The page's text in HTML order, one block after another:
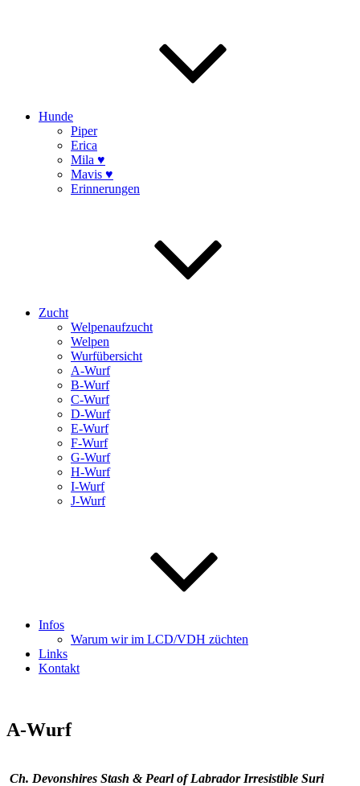
Hunde
Piper
Erica
Mila ♥
Mavis ♥
Erinnerungen
Zucht
Welpenaufzucht
Welpen
Wurfübersicht
A-Wurf
B-Wurf
C-Wurf
D-Wurf
E-Wurf
F-Wurf
G-Wurf
H-Wurf
I-Wurf
J-Wurf
Infos
Warum wir im LCD/VDH züchten
Links
Kontakt
A-Wurf
Ch. Devonshires Stash & Pearl of Labrador Irresistible Suri